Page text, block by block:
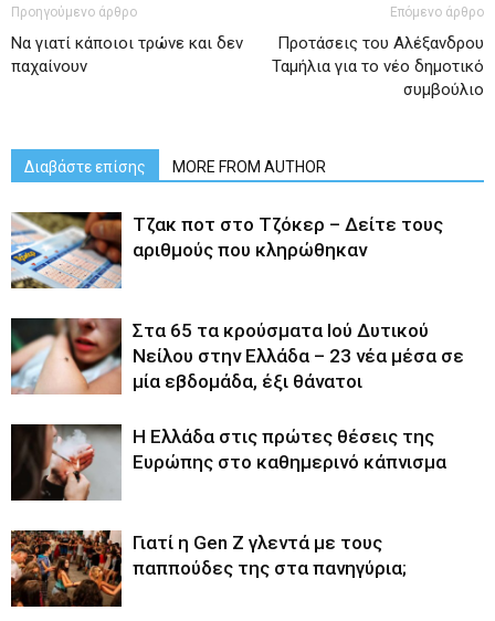
Προηγούμενο άρθρο
Να γιατί κάποιοι τρώνε και δεν
παχαίνουν
Επόμενο άρθρο
Προτάσεις του Αλέξανδρου
Ταμήλια για το νέο δημοτικό
συμβούλιο
Διαβάστε επίσης MORE FROM AUTHOR
Tζακ ποτ στο Τζόκερ – Δείτε τους
αριθμούς που κληρώθηκαν
Στα 65 τα κρούσματα Ιού Δυτικού
Νείλου στην Ελλάδα – 23 νέα μέσα σε
μία εβδομάδα, έξι θάνατοι
Η Ελλάδα στις πρώτες θέσεις της
Ευρώπης στο καθημερινό κάπνισμα
Γιατί η Gen Z γλεντά με τους
παππούδες της στα πανηγύρια;